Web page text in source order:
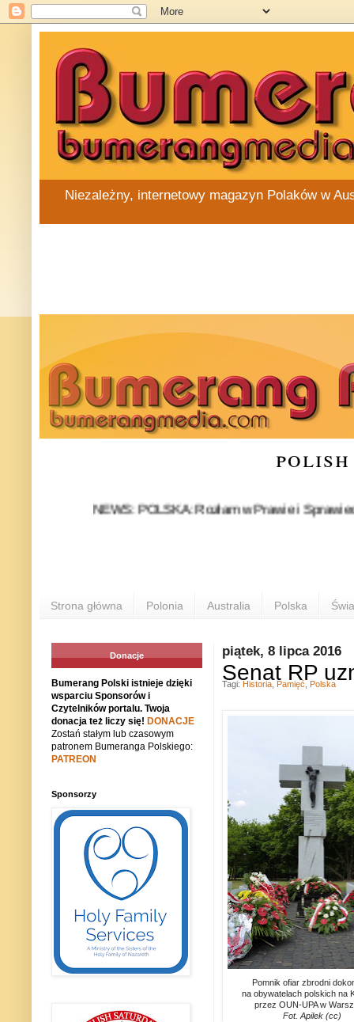
Niezależny, internetowy magazyn Polaków w
NEWS: POLSKA: Rozłam w Prawie i
Strona główna Polonia Australia Polska
piątek, 8 lipca 2016
Senat RP
Pomnik ofiar zbrodni
na obywatelach polskich na
przez OUN-UPA w
Fot. Apilek (cc)
Tagi: Historia Pamięć Polska
Donacje
Bumerang Polski istnieje dzięki
wsparciu Sponsorów i
Czytelników portalu. Twoja
donacja też liczy się! DONACJE
Zostań stałym lub czasowym
patronem Bumeranga Polskiego:
PATREON
Sponsorzy